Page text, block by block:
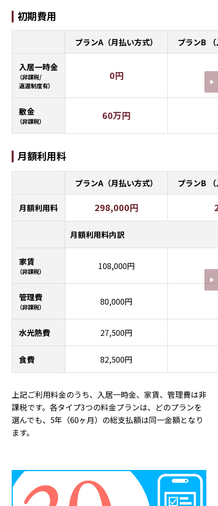
初期費用
プランA（月払い方式） プランB
入居一時金
（非課税/
返還制度有）
0円
敷金
（非課税） 60万円
月額利用料
プランA（月払い方式） プランB
月額利用料 298,000円
月額利用料内訳
家賃
（非課税） 108,000円
管理費
（非課税） 80,000円
水光熱費 27,500円
食費 82,500円
上記ご利用料金のうち、入居一時金、家賃、管理費は非
課税です。各タイプ3つの料金プランは、どのプランを
選んでも、5年（60ヶ月）の総支払額は同一金額となり
ます。